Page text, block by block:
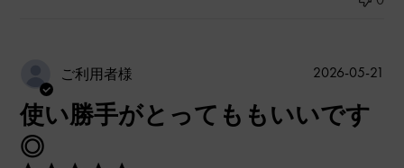
ご利用者様
使い勝手がとってももいいです
◎
2026-05-21